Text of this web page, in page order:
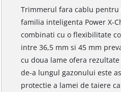
Trimmerul fara cablu pentru
familia inteligenta Power X-
combinati cu o flexibilitate
intre 36,5 mm si 45 mm
cu doua lame ofera
de-a lungul gazonului este
protectie a lamei de taiere